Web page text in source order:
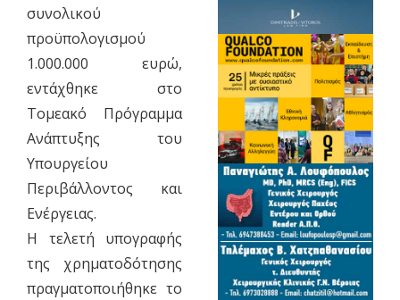
συνολικού
προϋπολογισμού
1.000.000 ευρώ,
εντάχθηκε στο
Τομεακό Πρόγραμμα
Ανάπτυξης του
Υπουργείου
Περιβάλλοντος και
Ενέργειας.
Η τελετή υπογραφής
της χρηματοδότησης
πραγματοποιήθηκε το